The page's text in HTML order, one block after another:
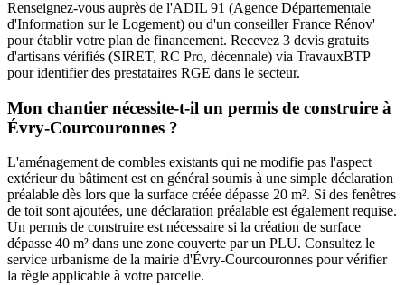
Renseignez-vous auprès de l'ADIL 91 (Agence Départementale
d'Information sur le Logement) ou d'un conseiller France Rénov'
pour établir votre plan de financement. Recevez 3 devis gratuits
d'artisans vérifiés (SIRET, RC Pro, décennale) via TravauxBTP
pour identifier des prestataires RGE dans le secteur.
Mon chantier nécessite-t-il un permis de construire à
Évry-Courcouronnes ?
L'aménagement de combles existants qui ne modifie pas l'aspect
extérieur du bâtiment est en général soumis à une simple déclaration
préalable dès lors que la surface créée dépasse 20 m². Si des fenêtres
de toit sont ajoutées, une déclaration préalable est également requise.
Un permis de construire est nécessaire si la création de surface
dépasse 40 m² dans une zone couverte par un PLU. Consultez le
service urbanisme de la mairie d'Évry-Courcouronnes pour vérifier
la règle applicable à votre parcelle.